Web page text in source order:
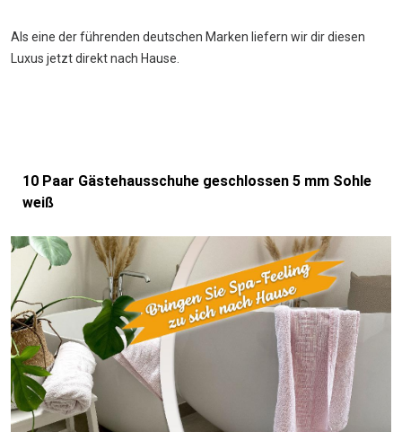
Als eine der führenden deutschen Marken liefern wir dir diesen
Luxus jetzt direkt nach Hause.
10 Paar Gästehausschuhe geschlossen 5 mm Sohle
weiß